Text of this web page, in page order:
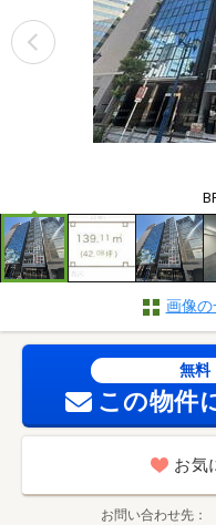
画像の
無料
この物件
お気
お問い合わせ先